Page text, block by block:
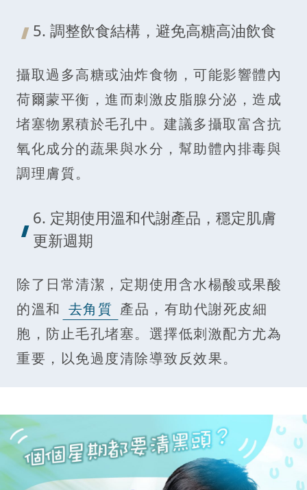
5. 調整飲食結構，避免高糖高油飲食
攝取過多高糖或油炸食物，可能影響體內
荷爾蒙平衡，進而刺激皮脂腺分泌，造成
堵塞物累積於毛孔中。建議多攝取富含抗
氧化成分的蔬果與水分，幫助體內排毒與
調理膚質。
6. 定期使用溫和代謝產品，穩定肌膚
更新週期
除了日常清潔，定期使用含水楊酸或果酸
的溫和 去角質 產品，有助代謝死皮細
胞，防止毛孔堵塞。選擇低刺激配方尤為
重要，以免過度清除導致反效果。